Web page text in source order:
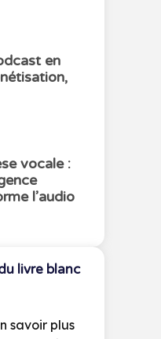
en
vocale :
l’audio
livre blanc
savoir plus